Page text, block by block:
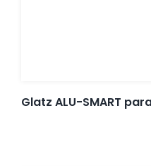
Glatz ALU-SMART